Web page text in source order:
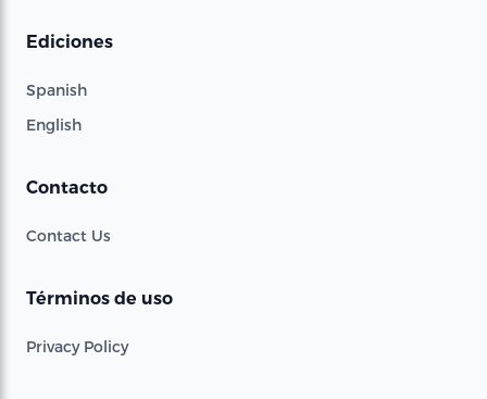
Ediciones
Spanish
English
Contacto
Contact Us
Términos de uso
Privacy Policy